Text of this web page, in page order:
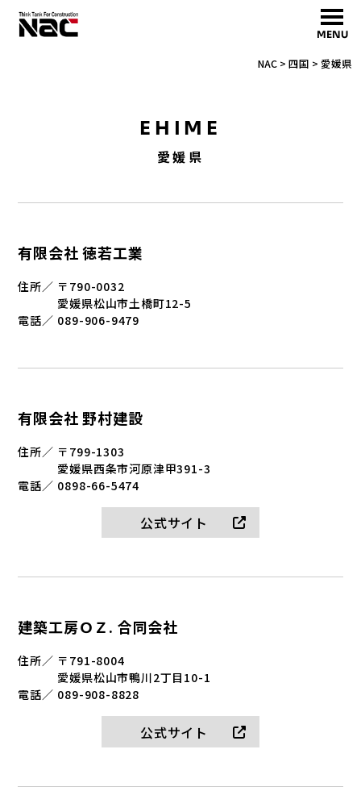
MENU
NAC> 四国 > 愛媛県
EHIME
愛媛県
有限会社 徳若工業
住所／ 〒790-0032
愛媛県松山市土橋町12-5
電話／ 089-906-9479
有限会社 野村建設
住所／ 〒799-1303
愛媛県西条市河原津甲391-3
電話／ 0898-66-5474
公式サイト
建築工房ＯＺ. 合同会社
住所／ 〒791-8004
愛媛県松山市鴨川2丁目10-1
電話／ 089-908-8828
公式サイト